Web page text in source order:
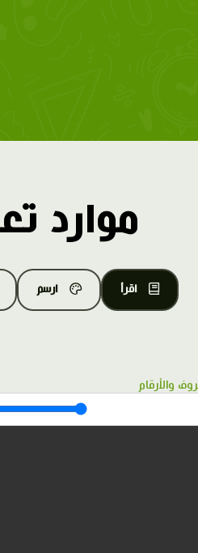
موارد
اقرأ ارسم
والأرقام